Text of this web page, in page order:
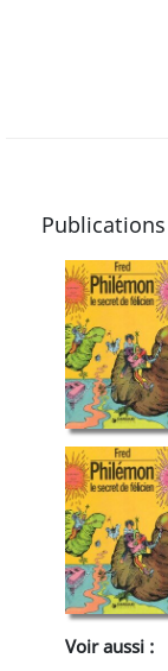
Publications
Voir aussi :